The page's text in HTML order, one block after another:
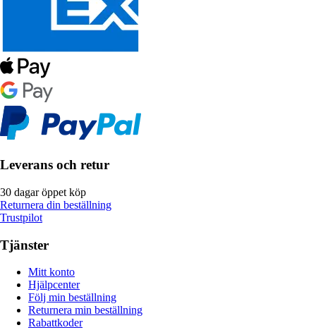
Leverans och retur
30 dagar öppet köp
Returnera din beställning
Trustpilot
Tjänster
Mitt konto
Hjälpcenter
Följ min beställning
Returnera min beställning
Rabattkoder